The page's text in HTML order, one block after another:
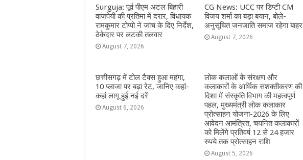
o
k
p e
r
Surguja: पूर्व पीएम अटल बिहारी
वाजपेयी की प्रतिमा में दरार, विधायक
रामकुमार टोप्पो ने जांच के दिए निर्देश,
ठेकेदार पर लटकी तलवार
August 7, 2026
CG News: UCC पर डिप्टी CM
विजय शर्मा का बड़ा बयान, बोले-
अनुसूचित जनजाति समाज रहेगा बाहर
August 7, 2026
छत्तीसगढ़ में टोल टैक्स हुआ महंगा,
10 प्लाजा पर बढ़ा रेट, जानिए कहां-
कहां लागू हुईं नई दरें
August 6, 2026
लोक कलाओं के संरक्षण और
कलाकारों के आर्थिक सशक्तीकरण की
दिशा में संस्कृति विभाग की महत्वपूर्ण
पहल, मुख्यमंत्री लोक कलाकार
प्रोत्साहन योजना-2026 के लिए
आवेदन आमंत्रित, चयनित कलाकारों
को मिलेंगे प्रतिवर्ष 12 से 24 हजार
रुपये तक प्रोत्साहन राशि
August 5, 2026